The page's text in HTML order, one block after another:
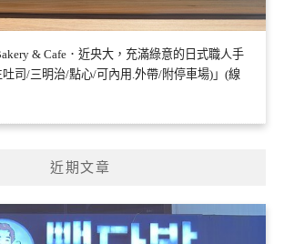
& Cafe．近央大，充滿綠意的日式職人手
司/三明治/點心/可內用.外帶/附停車場)」(線
近期文章